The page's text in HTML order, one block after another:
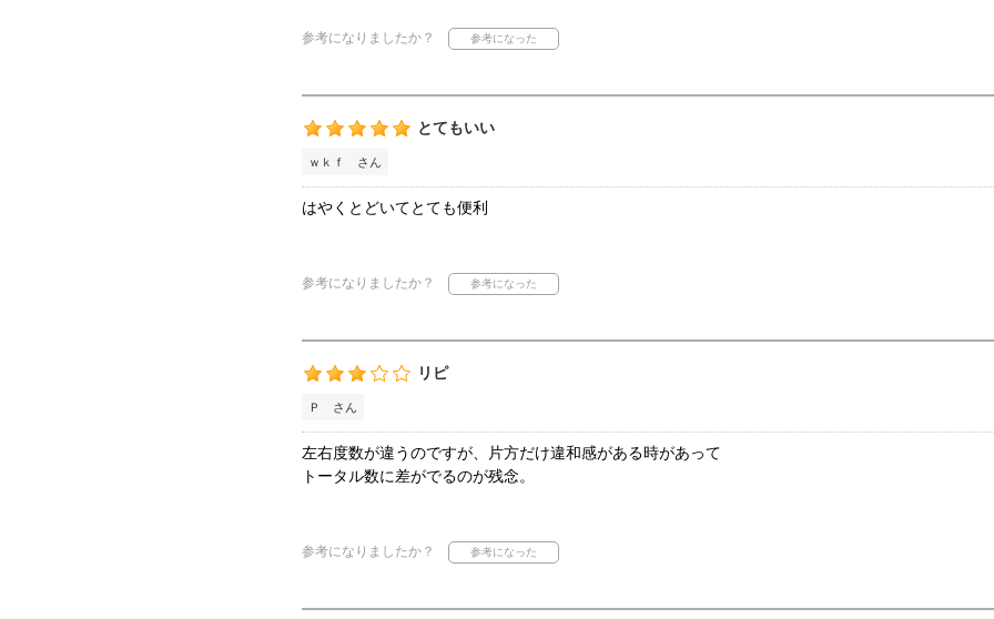
参考になりましたか？
とてもいい
ｗｋｆ さん
はやくとどいてとても便利
参考になりましたか？
リピ
Ｐ さん
左右度数が違うのですが、片方だけ違和感がある時があって
トータル数に差がでるのが残念。
参考になりましたか？